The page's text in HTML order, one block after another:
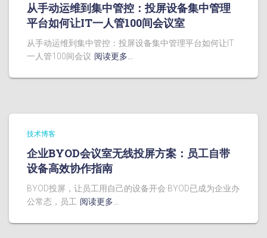
从手动运维到集中管控：投屏设备集中管理
平台如何让IT一人管100间会议室
从手动运维到集中管控：投屏设备集中管理平台如何让IT
一人管100间会议 阅读更多…
技术博客
企业BYOD会议室无线投屏方案：员工自带
设备高效协作指南
BYOD投屏，让员工用自己的设备开会 BYOD已成为企业办
公常态，员工 阅读更多…